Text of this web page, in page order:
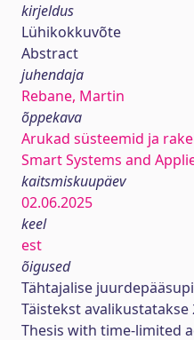
kirjeldus
Lühikokkuvõte
Abstract
juhendaja
Rebane, Martin
õppekava
Arukad süsteemid ja
Smart Systems and
kaitsmiskuupäev
02.06.2025
keel
est
õigused
Tähtajalise
Täistekst avalikustatakse
Thesis with time-limited